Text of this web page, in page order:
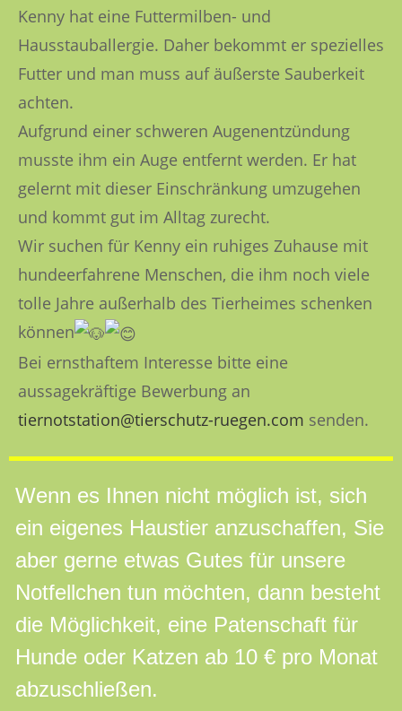
Kenny hat eine Futtermilben- und
Hausstauballergie. Daher bekommt er spezielles
Futter und man muss auf äußerste Sauberkeit
achten.
Aufgrund einer schweren Augenentzündung
musste ihm ein Auge entfernt werden. Er hat
gelernt mit dieser Einschränkung umzugehen
und kommt gut im Alltag zurecht.
Wir suchen für Kenny ein ruhiges Zuhause mit
hundeerfahrene Menschen, die ihm noch viele
tolle Jahre außerhalb des Tierheimes schenken
können
Bei ernsthaftem Interesse bitte eine
aussagekräftige Bewerbung an
tiernotstation@tierschutz-ruegen.com senden.
Wenn es Ihnen nicht möglich ist, sich
ein eigenes Haustier anzuschaffen, Sie
aber gerne etwas Gutes für unsere
Notfellchen tun möchten, dann besteht
die Möglichkeit, eine Patenschaft für
Hunde oder Katzen ab 10 € pro Monat
abzuschließen.